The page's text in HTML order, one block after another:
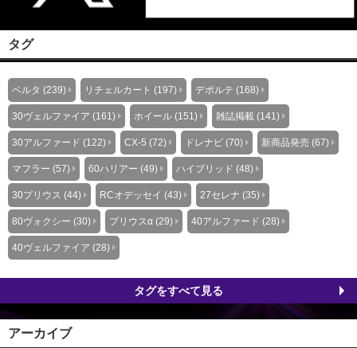
タグ
ベルタ (239) リチェルカート (197) デポルテ (168)
30ヴェルファイア (161) ホイール (151) 雑誌掲載 (141)
30アルファード (122) CX-5 (72) ドレナビ (70) 新商品発売 (67)
マフラー (57) 60ハリアー (49) ハイブリッド (48)
30プリウス (44) RCオデッセイ (43) 27セレナ (35)
80ヴォクシー (30) プリウスα (29) 40アルファード (28)
40ヴェルファイア (28)
タグをすべて見る
アーカイブ